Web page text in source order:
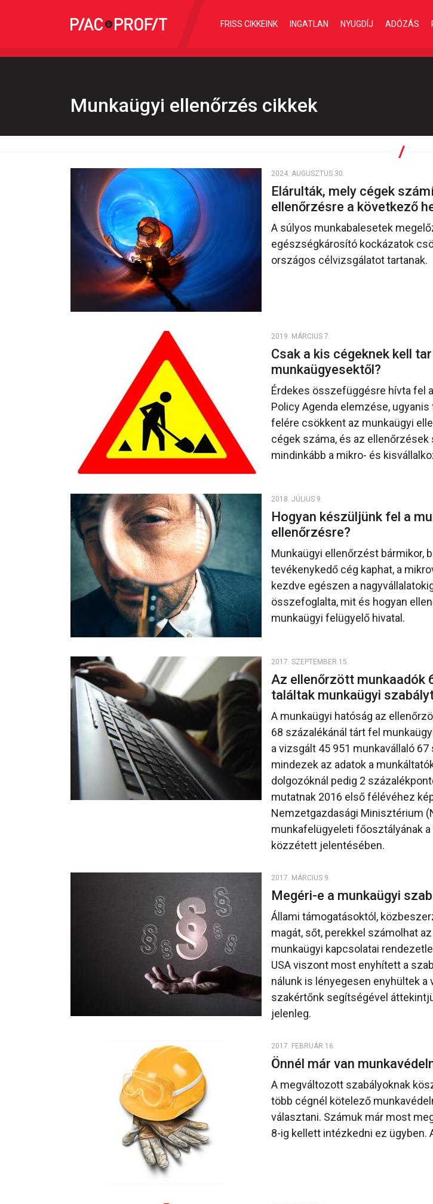
FRISS CIKKEINK INGATLAN NYUGDÍJ ADÓZÁS
Munkaügyi ellenőrzés cikkek
2024. AUGUSZTUS 30.
Elárulták, mely cégek
ellenőrzésre a következő
A súlyos munkabalesetek
egészségkárosító kockázatok
országos célvizsgálatot tartanak.
2019. MÁRCIUS 7.
Csak a kis cégeknek kell
munkaügyesektől?
Érdekes összefüggésre hívta fel
Policy Agenda elemzése,
felére csökkent az munkaügyi
cégek száma, és az ellenőrzések
mindinkább a mikro- és
2018. JÚLIUS 9.
Hogyan készüljünk fel a
ellenőrzésre?
Munkaügyi ellenőrzést bármikor,
tevékenykedő cég kaphat, a
kezdve egészen a
összefoglalta, mit és hogyan
munkaügyi felügyelő hivatal.
2017. SZEPTEMBER 15.
Az ellenőrzött munkaadók
találtak munkaügyi
A munkaügyi hatóság az
68 százalékánál tárt fel
a vizsgált 45 951 munkavállaló
mindezek az adatok a
dolgozóknál pedig 2
mutatnak 2016 első félévéhez
Nemzetgazdasági Minisztérium
munkafelügyeleti főosztályának a
közzétett jelentésében.
2017. MÁRCIUS 9.
Megéri-e a munkaügyi
Állami támogatásoktól,
magát, sőt, perekkel számolhat
munkaügyi kapcsolatai
USA viszont most enyhített a
nálunk is lényegesen enyhültek a
szakértőnk segítségével
jelenleg.
2017. FEBRUÁR 16.
Önnél már van
A megváltozott szabályoknak
több cégnél kötelező
választani. Számuk már most
8-ig kellett intézkedni ez ügyben.